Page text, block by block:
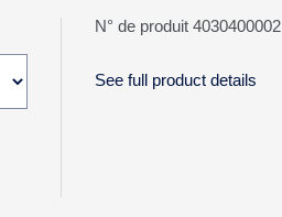
N° de produit 4030400002
See full product details